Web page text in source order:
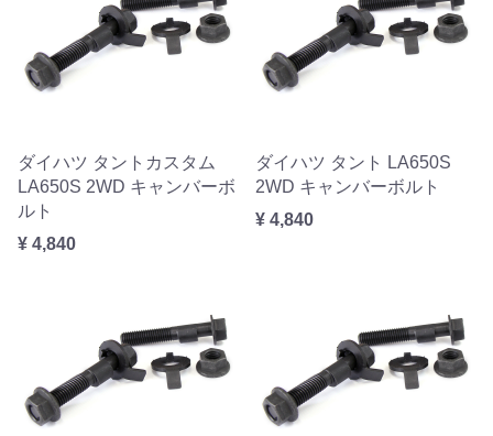
ダイハツ タントカスタム
LA650S 2WD キャンバーボ
ルト
¥ 4,840
ダイハツ タント LA650S
2WD キャンバーボルト
¥ 4,840